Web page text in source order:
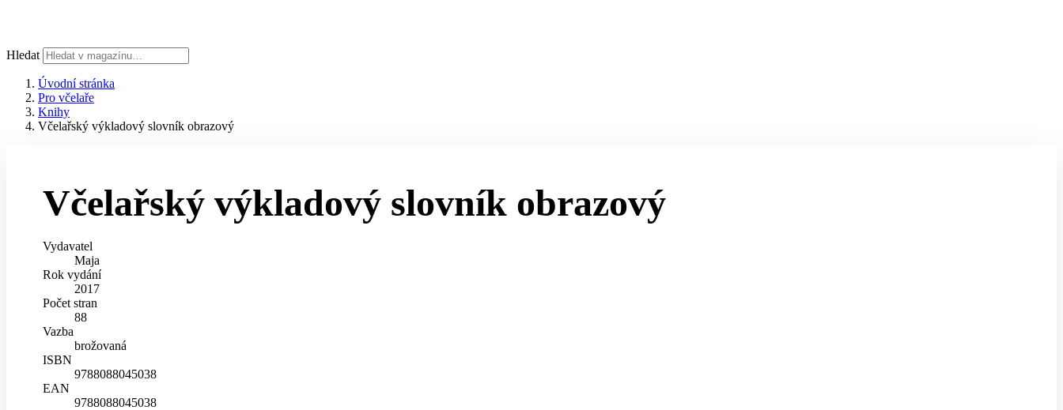
Hledat
Úvodní stránka
Pro včelaře
Knihy
Včelařský výkladový slovník obrazový
Včelařský výkladový slovník obrazový
Vydavatel
Maja
Rok vydání
2017
Počet stran
88
Vazba
brožovaná
ISBN
9788088045038
EAN
9788088045038